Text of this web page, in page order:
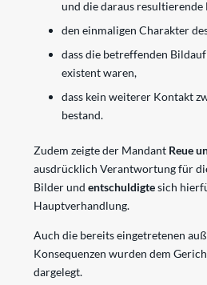
und die daraus resultierende
den einmaligen Charakter
dass die betreffenden
existent waren,
dass kein weiterer Kontakt
bestand.
Zudem zeigte der Mandant Reue
ausdrücklich Verantwortung für
Bilder und entschuldigtesich
Hauptverhandlung.
Auch die bereits eingetretenen
Konsequenzen wurden dem
dargelegt.